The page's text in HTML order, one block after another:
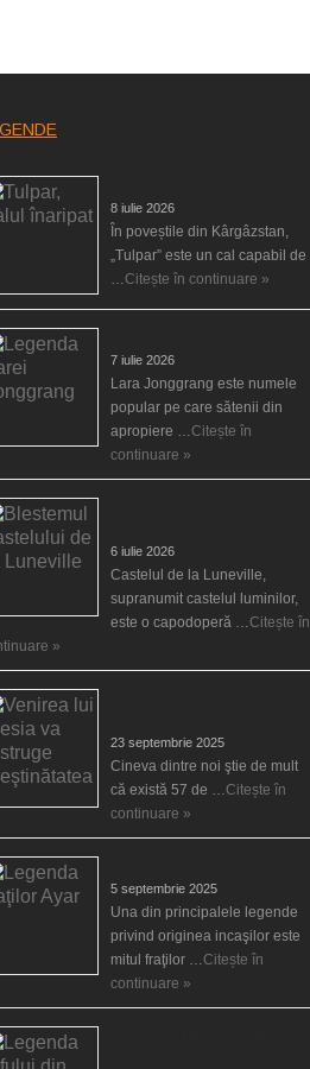
8 iulie 2026
În poveștile din Kârgâzstan,
„Tulpar” este un cal capabil de
…Citește în continuare »
7 iulie 2026
Lara Jonggrang este numele
popular pe care sătenii din
apropiere …Citește în
continuare »
6 iulie 2026
Castelul de la Luneville,
supranumit castelul luminilor,
este o capodoperă …Citește în
»
23 septembrie 2025
Cineva dintre noi ştie de mult
că există 57 de …Citește în
continuare »
5 septembrie 2025
Una din principalele legende
privind originea incaşilor este
mitul fraţilor …Citește în
continuare »